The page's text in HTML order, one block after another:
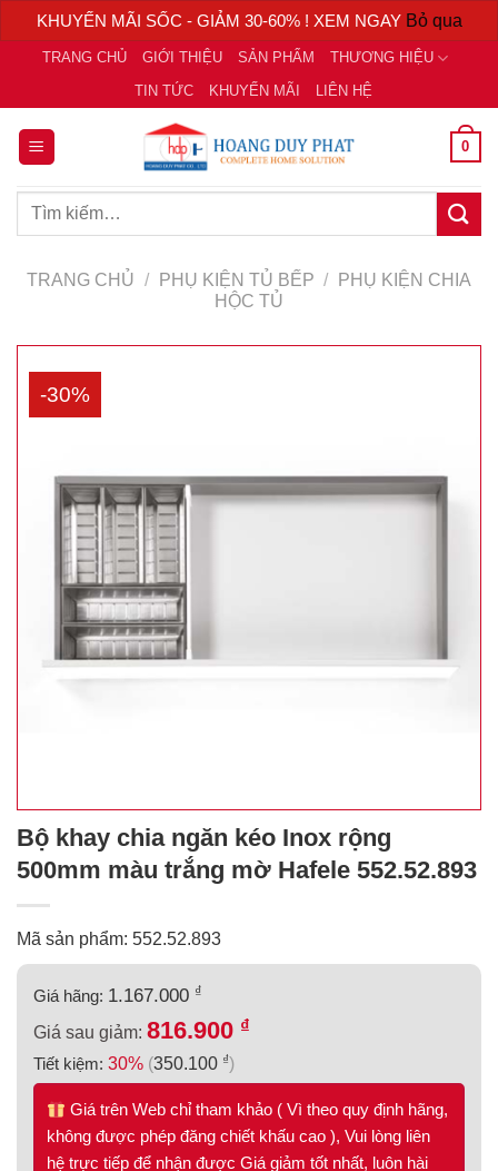
KHUYẾN MÃI SỐC - GIẢM 30-60% ! XEM NGAY Bỏ qua
Chuyển
nội
dung
TRANG CHỦ GIỚI THIỆU SẢN PHẨM
THƯƠNG HIỆU
TIN TỨC
KHUYẾN MÃI LIÊN HỆ
0
Tìm
TRANG CHỦ / PHỤ KIỆN TỦ BẾP /
PHỤ KIỆN CHIA
HỘC TỦ
-30%
Bộ khay chia ngăn kéo Inox rộng
500mm màu trắng mờ Hafele 552.52.893
Mã sản phẩm: 552.52.893
Giá hãng: 1.167.000 ₫
Giá sau giảm: 816.900 ₫
Tiết kiệm: 30% (350.100 ₫)
Giá trên Web chỉ tham khảo ( Vì theo quy định hãng,
không được phép đăng chiết khấu cao ), Vui lòng liên
hệ trực tiếp để nhận được Giá giảm tốt nhất, luôn hài